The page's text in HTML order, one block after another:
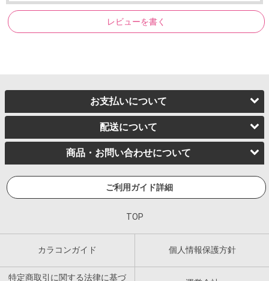
レビューを書く
お支払いについて
配送について
商品・お問い合わせについて
ご利用ガイド詳細
TOP
カラコンガイド 個人情報保護方針
特定商取引に関する法律に基づ